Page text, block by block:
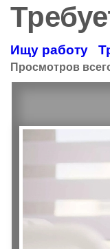
Ищу работу
Просмотров